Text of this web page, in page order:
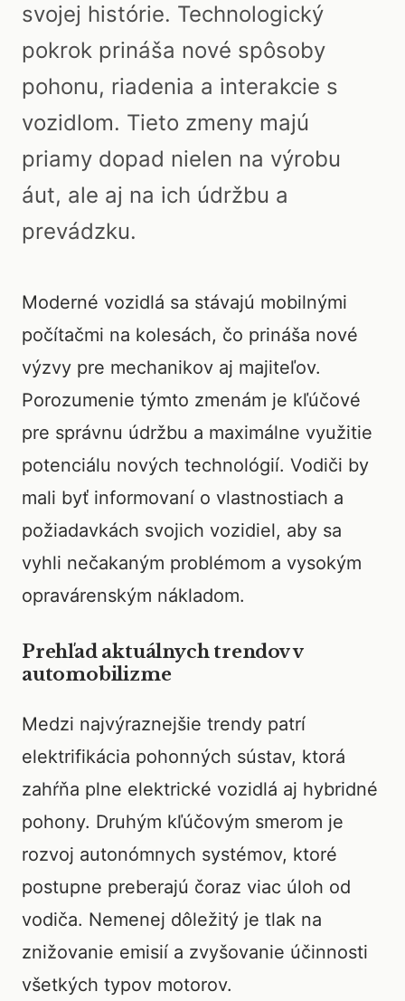
svojej histórie. Technologický
pokrok prináša nové spôsoby
pohonu, riadenia a interakcie s
vozidlom. Tieto zmeny majú
priamy dopad nielen na výrobu
áut, ale aj na ich údržbu a
prevádzku.
Moderné vozidlá sa stávajú mobilnými
počítačmi na kolesách, čo prináša nové
výzvy pre mechanikov aj majiteľov.
Porozumenie týmto zmenám je kľúčové
pre správnu údržbu a maximálne využitie
potenciálu nových technológií. Vodiči by
mali byť informovaní o vlastnostiach a
požiadavkách svojich vozidiel, aby sa
vyhli nečakaným problémom a vysokým
opravárenským nákladom.
Prehľad aktuálnych trendov v
automobilizme
Medzi najvýraznejšie trendy patrí
elektrifikácia pohonných sústav, ktorá
zahŕňa plne elektrické vozidlá aj hybridné
pohony. Druhým kľúčovým smerom je
rozvoj autonómnych systémov, ktoré
postupne preberajú čoraz viac úloh od
vodiča. Nemenej dôležitý je tlak na
znižovanie emisií a zvyšovanie účinnosti
všetkých typov motorov.